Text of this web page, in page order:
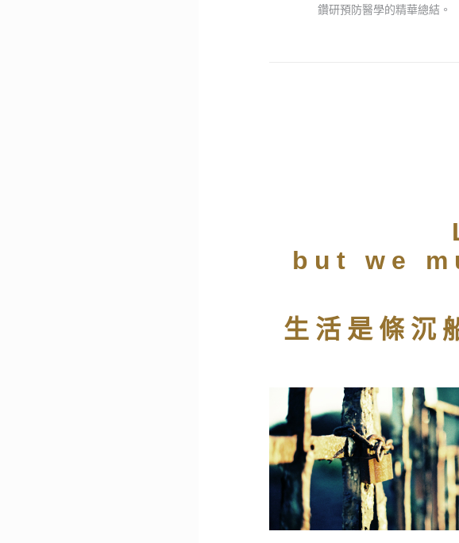
鑽研預防醫學的精華總結。
but we
生活是條沉